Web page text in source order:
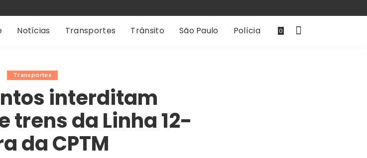
Notícias Transportes Trânsito São Paulo Polícia 0
Transportes
interditam
trens da Linha 12-
da CPTM